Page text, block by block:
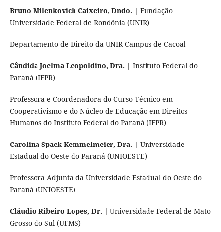
Bruno Milenkovich Caixeiro, Dndo. | Fundação
Universidade Federal de Rondônia (UNIR)
Departamento de Direito da UNIR Campus de Cacoal
Cândida Joelma Leopoldino, Dra. | Instituto Federal do
Paraná (IFPR)
Professora e Coordenadora do Curso Técnico em
Cooperativismo e do Núcleo de Educação em Direitos
Humanos do Instituto Federal do Paraná (IFPR)
Carolina Spack Kemmelmeier, Dra. | Universidade
Estadual do Oeste do Paraná (UNIOESTE)
Professora Adjunta da Universidade Estadual do Oeste do
Paraná (UNIOESTE)
Cláudio Ribeiro Lopes, Dr. | Universidade Federal de Mato
Grosso do Sul (UFMS)